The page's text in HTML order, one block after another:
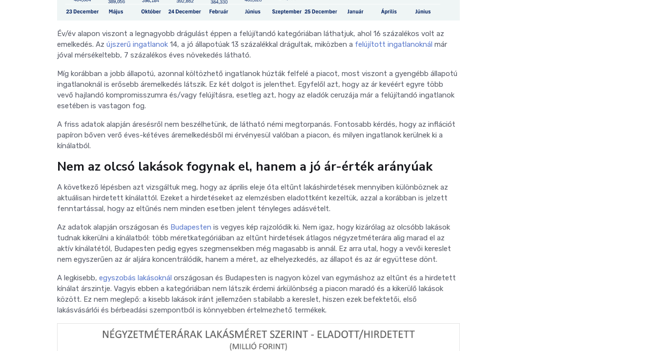
Év/év alapon viszont a legnagyobb drágulást éppen a felújítandó kategóriában láthatjuk, ahol 16 százalékos volt az
emelkedés. Az újszerű ingatlanok 14, a jó állapotúak 13 százalékkal drágultak, miközben a felújított ingatlanoknál már
jóval mérsékeltebb, 7 százalékos éves növekedés látható.
Míg korábban a jobb állapotú, azonnal költözhető ingatlanok húzták felfelé a piacot, most viszont a gyengébb állapotú
ingatlanoknál is erősebb áremelkedés látszik. Ez két dolgot is jelenthet. Egyfelől azt, hogy az ár kevéért egyre több
vevő hajlandó kompromisszumra és/vagy felújításra, esetleg azt, hogy az eladók ceruzája már a felújítandó ingatlanok
esetében is vastagon fog.
A friss adatok alapján áresésről nem beszélhetünk, de látható némi megtorpanás. Fontosabb kérdés, hogy az inflációt
papíron bőven verő éves-kétéves áremelkedésből mi érvényesül valóban a piacon, és milyen ingatlanok kerülnek ki a
kínálatból.
Nem az olcsó lakások fogynak el, hanem a jó ár-érték arányúak
A következő lépésben azt vizsgáltuk meg, hogy az április eleje óta eltűnt lakáshirdetések mennyiben különböznek az
aktuálisan hirdetett kínálattól. Ezeket a hirdetéseket az elemzésben eladottként kezeltük, azzal a korábban is jelzett
fenntartással, hogy az eltűnés nem minden esetben jelent tényleges adásvételt.
Az adatok alapján országosan és Budapesten is vegyes kép rajzolódik ki. Nem igaz, hogy kizárólag az olcsóbb lakások
tudnak kikerülni a kínálatból: több méretkategóriában az eltűnt hirdetések átlagos négyzetméterára alig marad el az
aktív kínálatétól, Budapesten pedig egyes szegmensekben még magasabb is annál. Ez arra utal, hogy a vevői kereslet
nem egyszerűen az ár aljára koncentrálódik, hanem a méret, az elhelyezkedés, az állapot és az ár együttese dönt.
A legkisebb, egyszobás lakásoknál országosan és Budapesten is nagyon közel van egymáshoz az eltűnt és a hirdetett
kínálat árszintje. Vagyis ebben a kategóriában nem látszik érdemi árkülönbség a piacon maradó és a kikerülő lakások
között. Ez nem meglepő: a kisebb lakások iránt jellemzően stabilabb a kereslet, hiszen ezek befektetői, első
lakásvásárlói és bérbeadási szempontból is könnyebben értelmezhető termékek.